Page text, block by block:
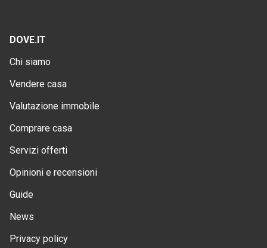
DOVE.IT
Chi siamo
Vendere casa
Valutazione immobile
Comprare casa
Servizi offerti
Opinioni e recensioni
Guide
News
Privacy policy